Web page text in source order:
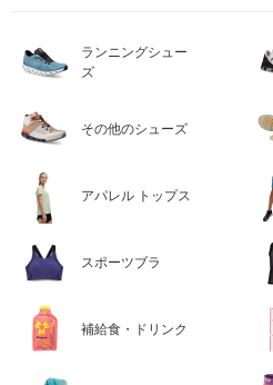
ランニングシュー
ズ
その他のシューズ
アパレル トップス
スポーツブラ
補給食・ドリンク